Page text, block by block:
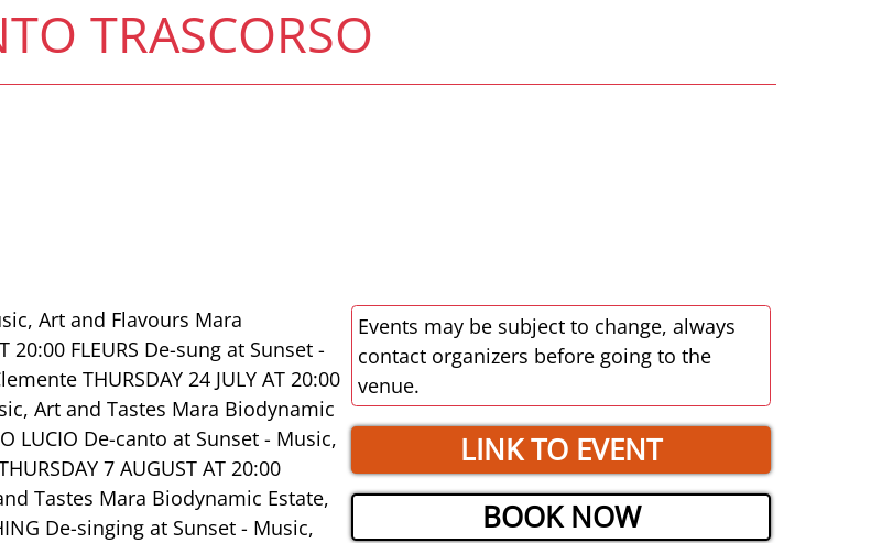
TRASCORSO
Art and Flavours Mara
20:00 FLEURS De-sung at Sunset -
THURSDAY 24 JULY AT 20:00
Art and Tastes Mara Biodynamic
LUCIO De-canto at Sunset - Music,
7 AUGUST AT 20:00
Tastes Mara Biodynamic Estate,
De-singing at Sunset - Music,
Events may be subject to change, always
contact organizers before going to the
venue.
LINK TO EVENT
BOOK NOW